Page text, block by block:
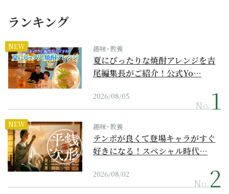
ランキング
NEW 趣味･教養
夏にぴったりな焼酎アレンジを吉
尾編集長がご紹介！公式Yo…
2026/08/05
No.
NEW 趣味･教養
テンポが良くて登場キャラがすぐ
好きになる！スペシャル時代…
2026/08/02
No.